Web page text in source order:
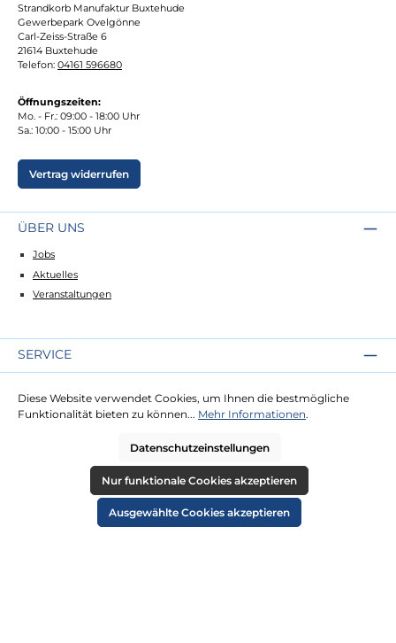
Strandkorb Manufaktur Buxtehude
Gewerbepark Ovelgönne
Carl-Zeiss-Straße 6
21614 Buxtehude
Telefon: 04161 596680
Öffnungszeiten:
Mo. - Fr.: 09:00 - 18:00 Uhr
Sa.: 10:00 - 15:00 Uhr
Vertrag widerrufen
ÜBER UNS
Jobs
Aktuelles
Veranstaltungen
SERVICE
Lieferung
Zahlung
RECHTLICHES
Diese Website verwendet Cookies, um Ihnen die bestmögliche
Funktionalität bieten zu können... Mehr Informationen.
Datenschutzeinstellungen
Nur funktionale Cookies akzeptieren
Ausgewählte Cookies akzeptieren